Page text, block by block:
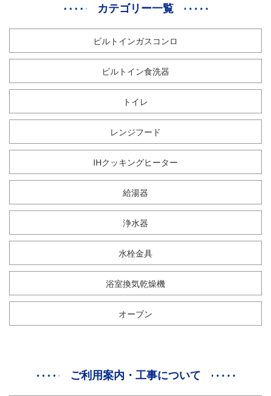
カテゴリー一覧
ビルトインガスコンロ
ビルトイン食洗器
トイレ
レンジフード
IHクッキングヒーター
給湯器
浄水器
水栓金具
浴室換気乾燥機
オーブン
ご利用案内・工事について